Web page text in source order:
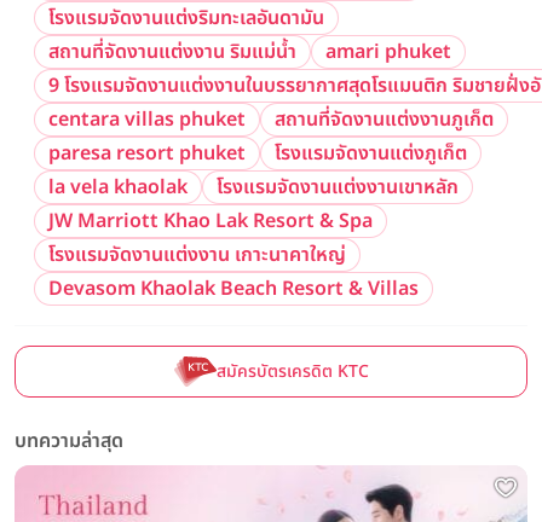
โรงแรมจัดงานแต่งริมทะเลอันดามัน
สถานที่จัดงานแต่งงาน ริมแม่น้ำ
amari phuket
9 โรงแรมจัดงานแต่งงานในบรรยากาศสุดโรแมนติก ริมชายฝั่ง
centara villas phuket
สถานที่จัดงานแต่งงานภูเก็ต
paresa resort phuket
โรงแรมจัดงานแต่งภูเก็ต
la vela khaolak
โรงแรมจัดงานแต่งงานเขาหลัก
JW Marriott Khao Lak Resort & Spa
โรงแรมจัดงานแต่งงาน เกาะนาคาใหญ่
Devasom Khaolak Beach Resort & Villas
สมัครบัตรเครดิต KTC
บทความล่าสุด